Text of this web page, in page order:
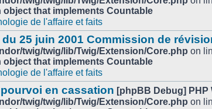
object that implements Countable
de l'affaire et faits
25 juin 2001 Commission de
twig/twig/lib/Twig/Extension/Core.php on
object that implements Countable
de l'affaire et faits
en cassation [phpBB Debug] PHP
twig/twig/lib/Twig/Extension/Core.php on